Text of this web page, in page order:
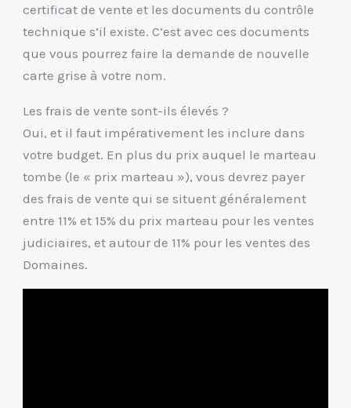
certificat de vente et les documents du contrôle
technique s’il existe. C’est avec ces documents
que vous pourrez faire la demande de nouvelle
carte grise à votre nom.
Les frais de vente sont-ils élevés ?
Oui, et il faut impérativement les inclure dans
votre budget. En plus du prix auquel le marteau
tombe (le « prix marteau »), vous devrez payer
des frais de vente qui se situent généralement
entre 11% et 15% du prix marteau pour les ventes
judiciaires, et autour de 11% pour les ventes des
Domaines.